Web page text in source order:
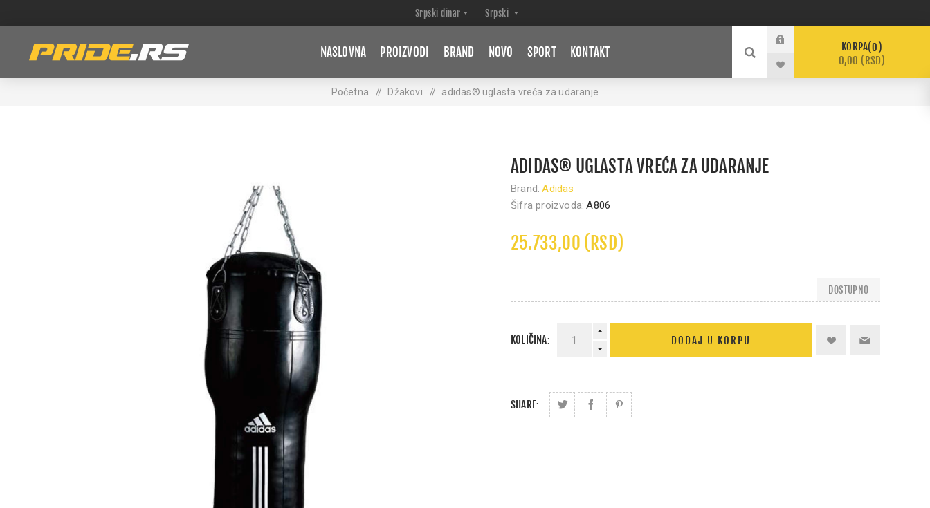
NASLOVNA PROIZVODI BRAND NOVO SPORT KONTAKT KORPA 0
0,00 (RSD)
Početna / Džakovi / adidas® uglasta vreća za udaranje
ADIDAS® UGLASTA VREĆA ZA UDARANJE
Brand: Adidas
Šifra proizvoda: A806
25.733,00 (RSD)
DOSTUPNO
KOLIČINA:
SHARE: